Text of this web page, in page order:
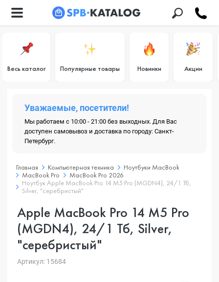
Весь каталог Популярные товары Новинки Акции
Уважаемые, посетители!
Мы работаем с 10:00 - 21:00 без выходных. Для Вас
доступен самовывоз и доставка по городу: Санкт-
Петербург.
Главная Компьютерная техника
Ноутбуки MacBook
MacBook Pro
MacBook Pro 2026
Ноутбук Apple MacBook Pro 14 M5 Pro (MGDN4), 24/1 Тб,
Silver, "серебристый"
Apple MacBook Pro 14 M5 Pro
(MGDN4), 24/1 Тб, Silver,
"серебристый"
Артикул: 15684